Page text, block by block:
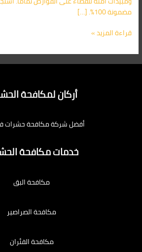
مضمونة 100%. […]
قراءة المزيد »
أركان لمكافحة
أفضل شركة مكافحة حشرات
خدمات مكافحة
مكافحة البق
مكافحة الصراصير
مكافحة الفئران